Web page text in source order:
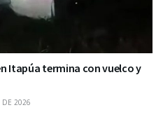
Itapúa termina con vuelco y
DE 2026